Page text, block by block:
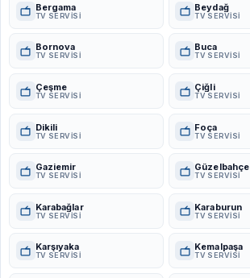
Bergama
TV SERVISI
Beydağ
TV SERVISI
Bornova
TV SERVISI
Buca
TV SERVISI
Çeşme
TV SERVISI
Çiğli
TV SERVISI
Dikili
TV SERVISI
Foça
TV SERVISI
Gaziemir
TV SERVISI
Güzelbahçe
TV SERVISI
Karabağlar
TV SERVISI
Karaburun
TV SERVISI
Karşıyaka
TV SERVISI
Kemalpaşa
TV SERVISI